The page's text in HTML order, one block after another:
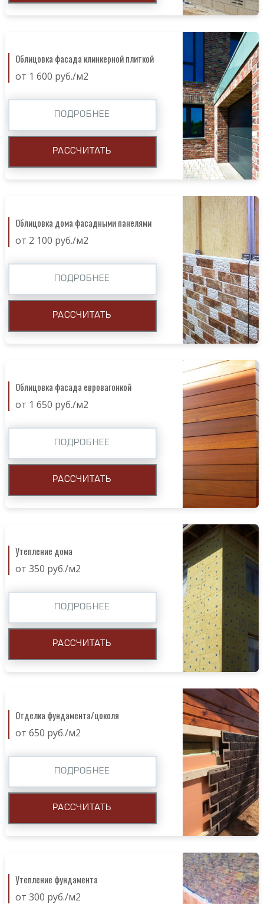
Облицовка фасада клинкерной плиткой
от 1 600 руб./м2
ПОДРОБНЕЕ
РАССЧИТАТЬ
Облицовка дома фасадными панелями
от 2 100 руб./м2
ПОДРОБНЕЕ
РАССЧИТАТЬ
Облицовка фасада евровагонкой
от 1 650 руб./м2
ПОДРОБНЕЕ
РАССЧИТАТЬ
Утепление дома
от 350 руб./м2
ПОДРОБНЕЕ
РАССЧИТАТЬ
Отделка фундамента/цоколя
от 650 руб./м2
ПОДРОБНЕЕ
РАССЧИТАТЬ
Утепление фундамента
от 300 руб./м2